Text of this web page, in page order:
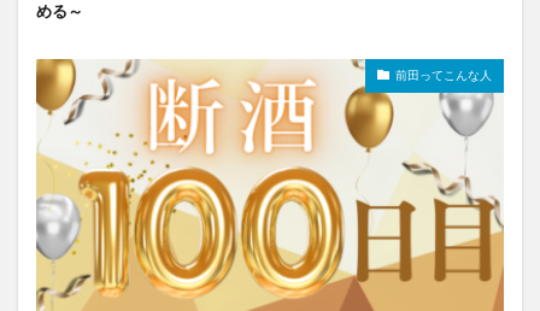
める～
前田ってこんな人